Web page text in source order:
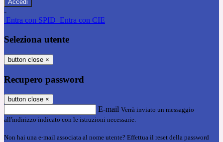
-
Entra con SPID Entra con CIE
Seleziona utente
button close ×
Recupero password
button close ×
E-mail Verrà inviato un messaggio
all'indirizzo indicato con le istruzioni necessarie.
Non hai una e-mail associata al nome utente? Effettua il reset della password